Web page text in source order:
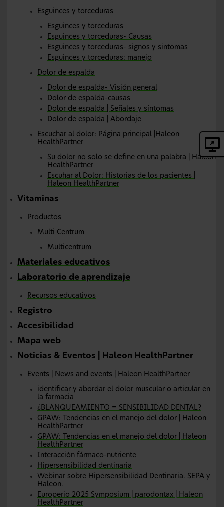
Esguinces y torceduras
Esguinces y torceduras
Esguinces y torceduras- Causas
Esguinces y torceduras- signos y sintomas
Esguinces y torceduras: manejo
Dolor de espalda
Dolor de espalda- Visión general
Dolor de espalda-causas
Dolor de espalda | Señales y síntomas
Dolor de espalda | Abordaje
Escuchar al dolor: Página principal |Haleon
HealthPartner
Su dolor no solo se define en una palabra | Haleon
HealthPartner
Escuhar al Dolor: Historias de los pacientes |
Haleon HealthPartner
Vitaminas
Productos
Multi Centrum
Multicentrum
Materiales educativos
Laboratorio de aprendizaje
Recursos educativos
Registro
Accesibilidad
Mapa web
Noticias & Eventos | Haleon HealthPartner
Events | News and events | Haleon HealthPartner
identificar y abordar el dolor muscular o articular en
la farmacia
¿BLANQUEAMIENTO = SENSIBILIDAD DENTAL?
GPAW: Tendencias en el manejo del dolor | Haleon
HealthPartner
GPAW: Tendencias en el manejo del dolor | Haleon
HealthPartner
Interacción fármaco-nutriente
Hipersensibilidad dentinaria
Webinar sobre Hipersensibilidad Dentinaria. SEPA y
Haleon.
Europerio 2025 Symposium | parodontax | Haleon
HealthPartner